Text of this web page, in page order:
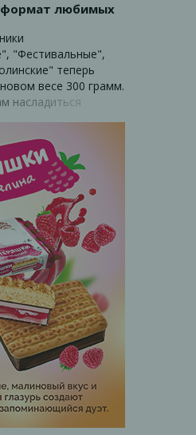
любимых
"Фестивальные",
теперь
весе 300 грамм.
насладиться
цене на полке.
побаловать